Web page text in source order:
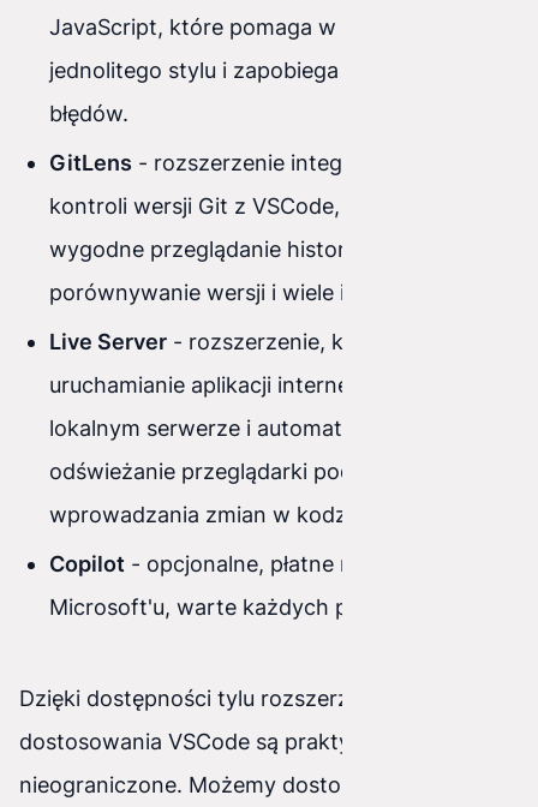
JavaScript, które pomaga w utrzymaniu
jednolitego stylu i zapobiega popełnianiu
błędów.
GitLens - rozszerzenie integrujące system
kontroli wersji Git z VSCode, umożliwiające
wygodne przeglądanie historii zmian,
porównywanie wersji i wiele innych funkcji.
Live Server - rozszerzenie, które umożliwia
uruchamianie aplikacji internetowych na
lokalnym serwerze i automatyczne
odświeżanie przeglądarki podczas
wprowadzania zmian w kodzie.
Copilot - opcjonalne, płatne rozszerzenie od
Microsoft'u, warte każdych pieniędzy
Dzięki dostępności tylu rozszerzeń, możliwości
dostosowania VSCode są praktycznie
nieograniczone. Możemy dostosować edytor do